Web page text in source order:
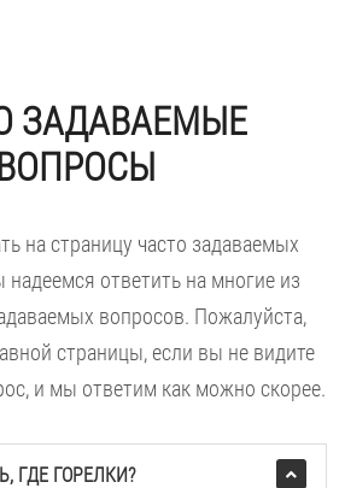
ЗАДАВАЕМЫЕ
на страницу часто задаваемых
ответить на многие из
вопросов. Пожалуйста,
страницы, если вы не видите
и мы ответим как можно скорее.
ГДЕ ГОРЕЛКИ?